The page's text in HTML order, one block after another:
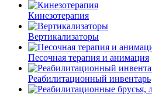
Кинезотерапия
Вертикализаторы
Песочная терапия и анимация
Реабилитационный инвентарь